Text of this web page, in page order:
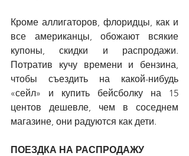
Кроме аллигаторов, флоридцы, как и
все американцы, обожают всякие
купоны, скидки и распродажи.
Потратив кучу времени и бензина,
чтобы съездить на какой-нибудь
«сейл» и купить бейсболку на 15
центов дешевле, чем в соседнем
магазине, они радуются как дети.
ПОЕЗДКА НА РАСПРОДАЖУ